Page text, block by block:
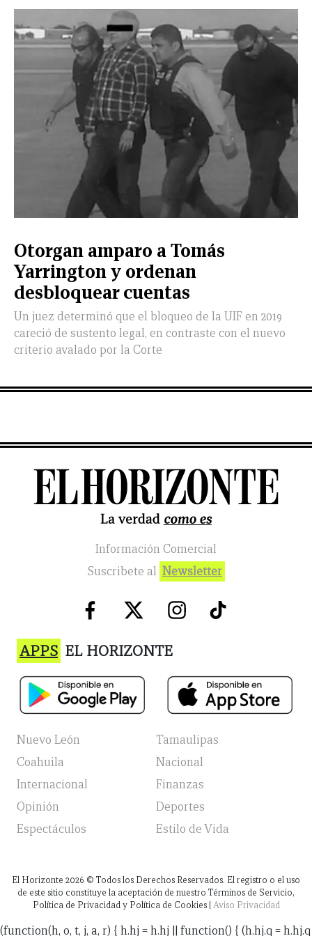
Otorgan amparo a Tomás
Yarrington y ordenan
desbloquear cuentas
Un juez determinó que el bloqueo de la UIF en 2019
careció de sustento legal, en contraste con el nuevo
criterio avalado por la Corte
Información Comercial
Suscribete al Newsletter
APPS EL HORIZONTE
Nuevo León
Tamaulipas
Coahuila
Nacional
Internacional
Finanzas
Opinión
Deportes
Espectáculos
Estilo de Vida
El Horizonte 2026 © Todos los Derechos Reservados. El registro o el uso
de este sitio constituye la aceptación de nuestro Términos de Servicio,
Política de Privacidad y Política de Cookies | Aviso Privacidad
(function(h, o, t, j, a, r) { h.hj = h.hj || function() { (h.hj.q = h.hj.q